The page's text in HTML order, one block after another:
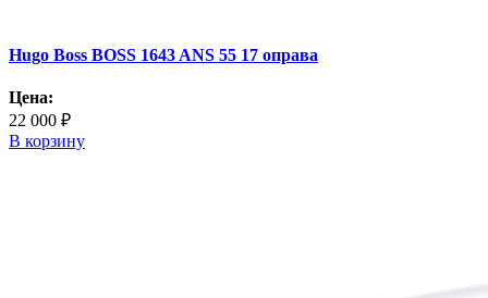
Hugo Boss BOSS 1643 ANS 55 17 оправа
Цена:
22 000 ₽
В корзину